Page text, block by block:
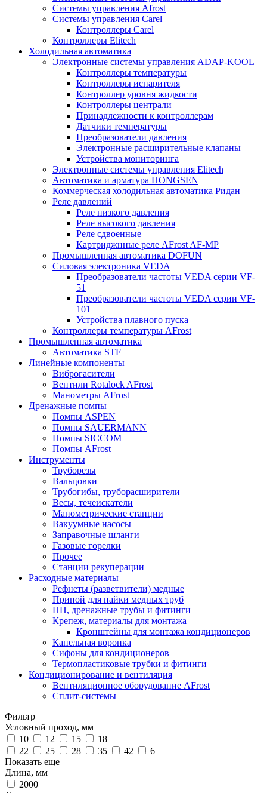
Системы управления Afrost
Системы управления Carel
Контроллеры Carel
Контроллеры Elitech
Холодильная автоматика
Электронные системы управления ADAP-KOOL
Контроллеры температуры
Контроллеры испарителя
Контроллер уровня жидкости
Контроллеры централи
Принадлежности к контроллерам
Датчики температуры
Преобразователи давления
Электронные расширительные клапаны
Устройства мониторинга
Электронные системы управления Elitech
Автоматика и арматура HONGSEN
Коммерческая холодильная автоматика Ридан
Реле давлений
Реле низкого давления
Реле высокого давления
Реле сдвоенные
Картриджнные реле AFrost AF-MP
Промышленная автоматика DOFUN
Силовая электроника VEDA
Преобразователи частоты VEDA серии VF-
51
Преобразователи частоты VEDA серии VF-
101
Устройства плавного пуска
Контроллеры температуры AFrost
Промышленная автоматика
Автоматика STF
Линейные компоненты
Виброгасители
Вентили Rotalock AFrost
Манометры AFrost
Дренажные помпы
Помпы ASPEN
Помпы SAUERMANN
Помпы SICCOM
Помпы AFrost
Инструменты
Труборезы
Вальцовки
Трубогибы, труборасширители
Весы, течеискатели
Манометрические станции
Вакуумные насосы
Заправочные шланги
Газовые горелки
Прочее
Станции рекуперации
Расходные материалы
Рефнеты (разветвители) медные
Припой для пайки медных труб
ПП, дренажные трубы и фитинги
Крепеж, материалы для монтажа
Кронштейны для монтажа кондиционеров
Капельная воронка
Сифоны для кондиционеров
Термопластиковые трубки и фитинги
Кондиционирование и вентиляция
Вентиляционное оборудование AFrost
Сплит-системы
Фильтр
Условный проход, мм
10
12 15
18
22
25 28 35 42
6
Показать еще
Длина, мм
2000